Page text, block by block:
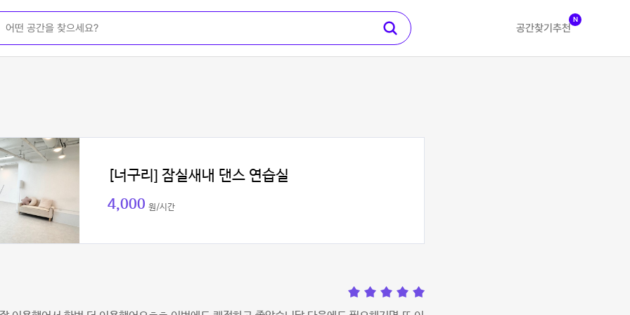
공간찾기 추천
N
[너구리] 잠실새내 댄스 연습실
4,000 원/시간